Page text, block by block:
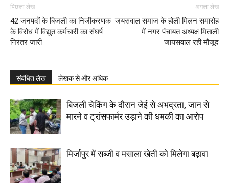
पिछला लेख
42 जनपदों के बिजली का निजीकरणक
के विरोध में विद्युत कर्मचारी का संघर्ष
निरंतर जारी
अगला लेख
जयसवाल समाज के होली मिलन समारोह
में नगर पंचायत अध्यक्ष मिताली
जायसवाल रही मौजूद
संबंधित लेख लेखक से और अधिक
बिजली चेकिंग के दौरान जेई से अभद्रता, जान से
मारने व ट्रांसफार्मर उड़ाने की धमकी का आरोप
मिर्जापुर में सब्जी व मसाला खेती को मिलेगा बढ़ावा